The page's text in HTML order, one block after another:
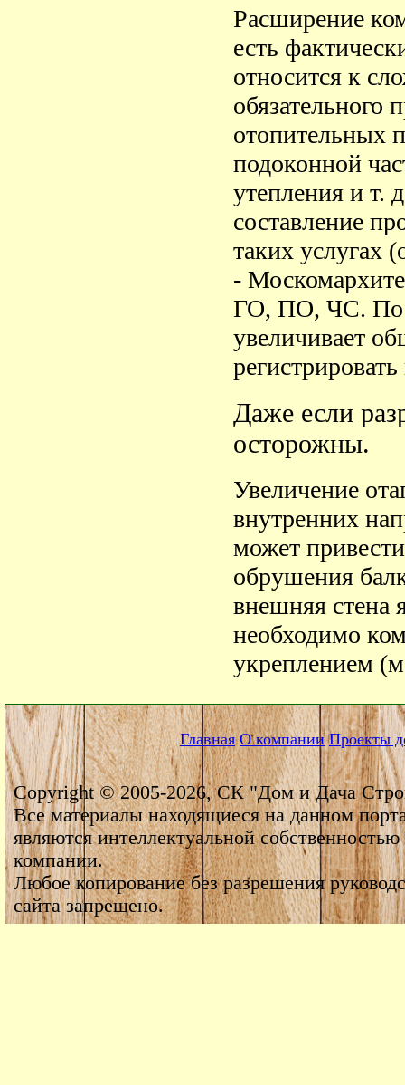
Расширение
есть
относится к
обязательного
отопительных
подоконной
утепления и т.
составление
таких услугах
-
ГО, ПО, ЧС.
увеличивает
Даже если
осторожны.
Увеличение
внутренних
может
обрушения
внешняя стена
необходимо
укреплением
Главная О компании Проекты
Copyright © 2005-2026, СК "Дом и Дача
Все материалы находящиеся на данном
являются интеллектуальной собственностью
компании.
Любое копирование без разрешения
сайта запрещено.